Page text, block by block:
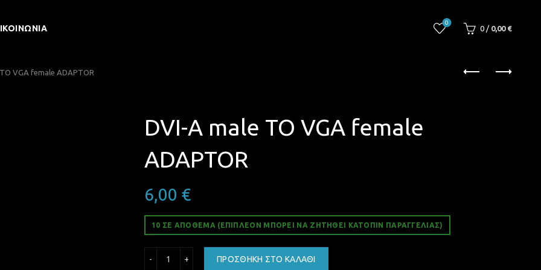
0
0 / 0,00 €
VGA female ADAPTOR
DVI-A male TO VGA female
ADAPTOR
6,00 €
10 ΣΕ ΑΠΌΘΕΜΑ (ΕΠΙΠΛΈΟΝ ΜΠΟΡΕΊ ΝΑ ΖΗΤΗΘΕΊ ΚΑΤΌΠΙΝ ΠΑΡΑΓΓΕΛΊΑΣ)
ΠΡΟΣΘΉΚΗ ΣΤΟ ΚΑΛΆΘΙ